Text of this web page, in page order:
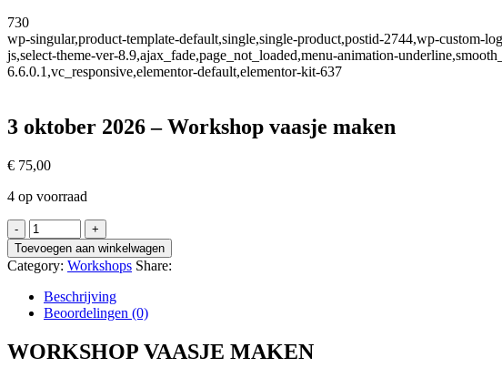
730
wp-singular,product-template-default,single,single-product,postid-2744,wp-custom-
js,select-theme-ver-8.9,ajax_fade,page_not_loaded,menu-animation-
6.6.0.1,vc_responsive,elementor-default,elementor-kit-637
3 oktober 2026 – Workshop vaasje maken
€ 75,00
4 op voorraad
Toevoegen aan winkelwagen
Category: Workshops Share:
Beschrijving
Beoordelingen (0)
WORKSHOP VAASJE MAKEN